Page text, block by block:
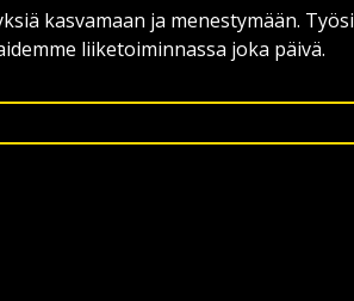
kasvamaan ja menestymään. Työsi
liiketoiminnassa joka päivä.